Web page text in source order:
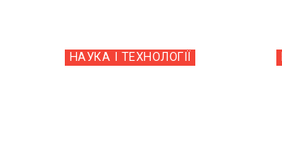
НАУКА І ТЕХНОЛОГІЇ